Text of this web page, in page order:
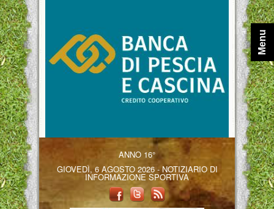
ANNO 16°
GIOVEDÌ, 6 AGOSTO 2026 - NOTIZIARIO DI
INFORMAZIONE SPORTIVA
Menu